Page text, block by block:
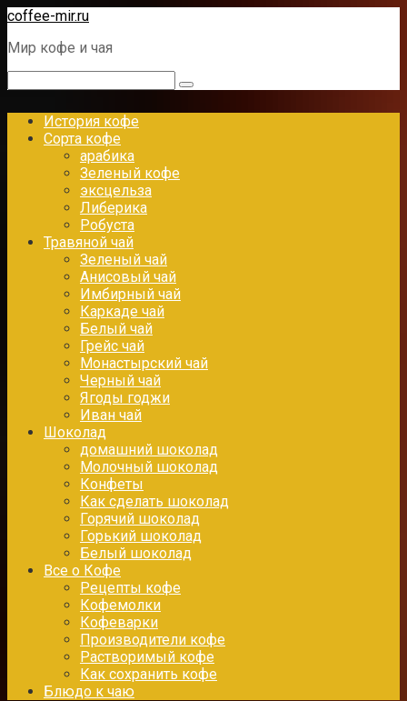
Перейти
контенту
coffee-mir.ru
Мир кофе и чая
История кофе
Сорта кофе
арабика
Зеленый кофе
эксцельза
Либерика
Робуста
Травяной чай
Зеленый чай
Анисовый чай
Имбирный чай
Каркаде чай
Белый чай
Грейс чай
Монастырский чай
Черный чай
Ягоды годжи
Иван чай
Шоколад
домашний шоколад
Молочный шоколад
Конфеты
Как сделать шоколад
Горячий шоколад
Горький шоколад
Белый шоколад
Все о Кофе
Рецепты кофе
Кофемолки
Кофеварки
Производители кофе
Растворимый кофе
Как сохранить кофе
Блюдо к чаю